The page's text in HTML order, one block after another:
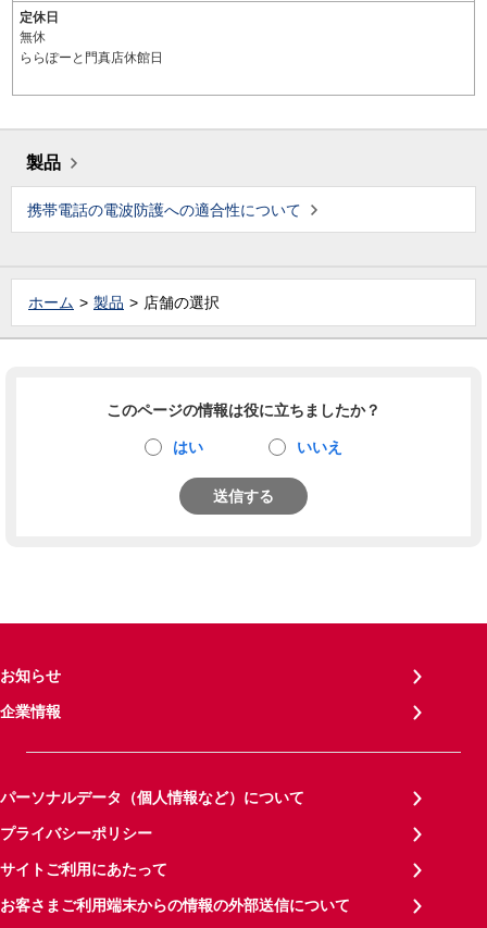
定休日
無休
ららぽーと門真店休館日
製品
携帯電話の電波防護への適合性について
ホーム 製品 店舗の選択
このページの情報は役に立ちましたか？
はい いいえ
送信する
お知らせ
企業情報
パーソナルデータ（個人情報など）について
プライバシーポリシー
サイトご利用にあたって
お客さまご利用端末からの情報の外部送信について